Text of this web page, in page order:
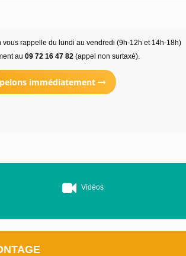
vous rappelle du lundi au vendredi (9h-12h et 14h-18h)
au 09 72 16 47 82(appel non surtaxé).
immédiatement
Vidéos